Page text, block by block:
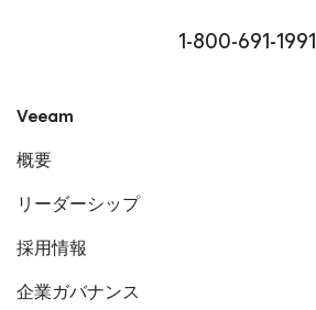
1-800-691-1991
Veeam
概要
リーダーシップ
採用情報
企業ガバナンス